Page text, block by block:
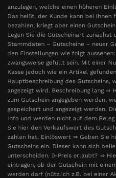
anzulegen, welche einen höheren
Das heißt, der Kunde kann bei Ihnen
bezahlen, kriegt aber einen
Legen Sie die Gutscheinart
Stammdaten – Gutscheine – neuer
den Einstellungen wie folgt
zwangsweise gefüllt sein. Mit einer
Kasse jedoch wie ein Artikel
Hauptbeschreibung des Gutscheins,
angezeigt wird. Beschreibung lang ⇒
zum Gutschein angegeben werden,
gespeichert und angezeigt werden.
Info und werden nicht auf dem
Sie hier den Verkaufswert des
zahlen hat. Einlöswert ⇒ Geben Sie
Gutscheins ein. Dieser kann sich
unterscheiden. 0-Preis erlaubt? ⇒
eintragen, ob der Gutschein mit
werden darf (nützlich z.B. bei einer